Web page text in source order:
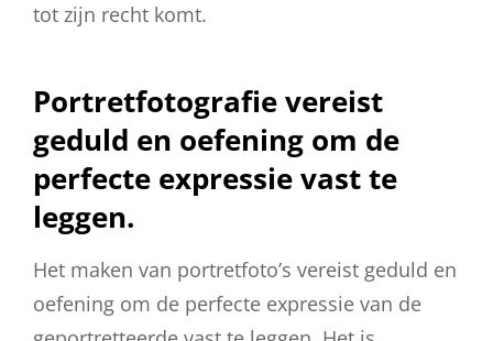
tot zijn recht komt.
Portretfotografie vereist
geduld en oefening om de
perfecte expressie vast te
leggen.
Het maken van portretfoto’s vereist geduld en
oefening om de perfecte expressie van de